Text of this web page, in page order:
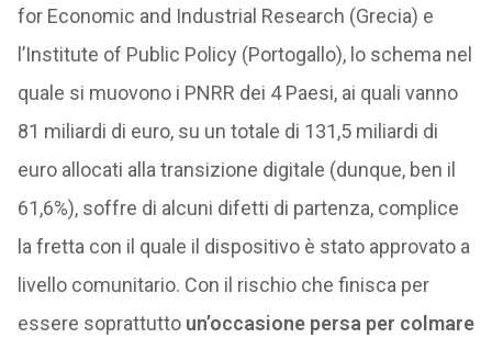
for Economic and Industrial Research (Grecia) e
l’Institute of Public Policy (Portogallo), lo schema nel
quale si muovono i PNRR dei 4 Paesi, ai quali vanno
81 miliardi di euro, su un totale di 131,5 miliardi di
euro allocati alla transizione digitale (dunque, ben il
61,6%), soffre di alcuni difetti di partenza, complice
la fretta con il quale il dispositivo è stato approvato a
livello comunitario. Con il rischio che finisca per
essere soprattutto un’occasione persa per colmare